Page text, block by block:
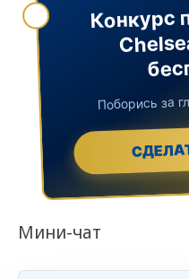
Конкурс
Поборись за
Мини-чат